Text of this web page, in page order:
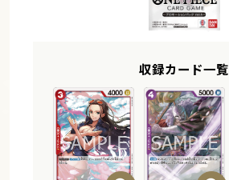
収録カード一覧